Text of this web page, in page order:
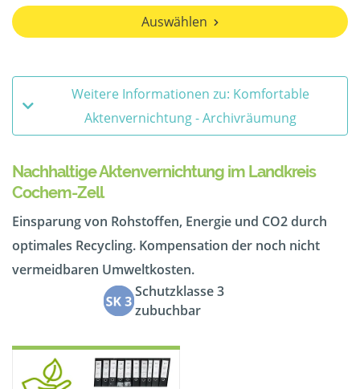
Auswählen
Weitere Informationen zu: Komfortable
Aktenvernichtung - Archivräumung
Nachhaltige Aktenvernichtung im Landkreis
Cochem-Zell
Einsparung von Rohstoffen, Energie und CO2 durch
optimales Recycling. Kompensation der noch nicht
vermeidbaren Umweltkosten.
Schutzklasse 3
zubuchbar